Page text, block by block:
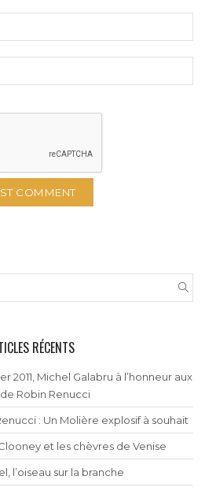
RÉCENTS
2011, Michel Galabru à l’honneur aux
Robin Renucci
: Un Molière explosif à souhait
et les chèvres de Venise
l’oiseau sur la branche